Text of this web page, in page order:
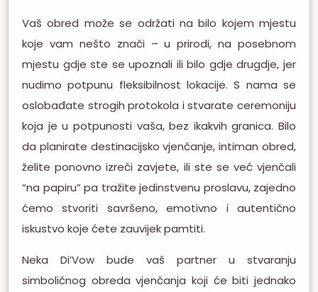
Vaš obred može se održati na bilo kojem mjestu
koje vam nešto znači – u prirodi, na posebnom
mjestu gdje ste se upoznali ili bilo gdje drugdje, jer
nudimo potpunu fleksibilnost lokacije. S nama se
oslobađate strogih protokola i stvarate ceremoniju
koja je u potpunosti vaša, bez ikakvih granica. Bilo
da planirate destinacijsko vjenčanje, intiman obred,
želite ponovno izreći zavjete, ili ste se već vjenčali
“na papiru” pa tražite jedinstvenu proslavu, zajedno
ćemo stvoriti savršeno, emotivno i autentično
iskustvo koje ćete zauvijek pamtiti.
Neka Di’Vow bude vaš partner u stvaranju
simboličnog obreda vjenčanja koji će biti jednako